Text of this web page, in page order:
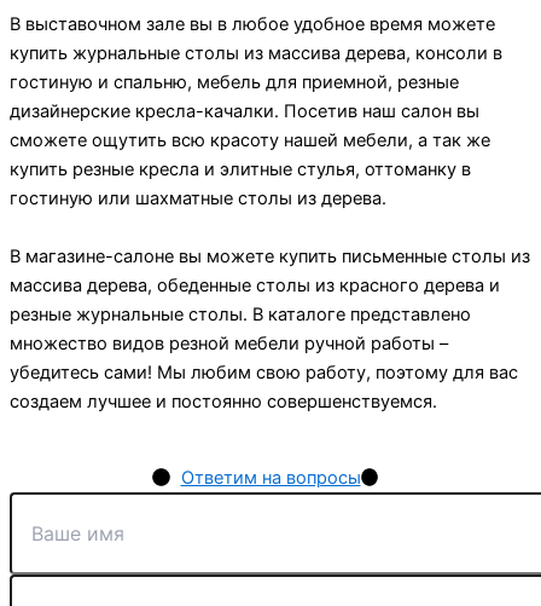
В выставочном зале вы в любое удобное время можете
купить журнальные столы из массива дерева, консоли в
гостиную и спальню, мебель для приемной, резные
дизайнерские кресла-качалки. Посетив наш салон вы
сможете ощутить всю красоту нашей мебели, а так же
купить резные кресла и элитные стулья, оттоманку в
гостиную или шахматные столы из дерева.
В магазине-салоне вы можете купить письменные столы из
массива дерева, обеденные столы из красного дерева и
резные журнальные столы. В каталоге представлено
множество видов резной мебели ручной работы –
убедитесь сами! Мы любим свою работу, поэтому для вас
создаем лучшее и постоянно совершенствуемся.
Ответим на вопросы